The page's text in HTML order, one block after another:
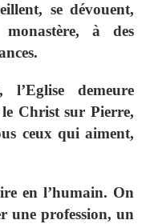
se dévouent,
à des
l’Eglise demeure
le Christ sur Pierre,
ceux qui aiment,
en l’humain. On
une profession, un